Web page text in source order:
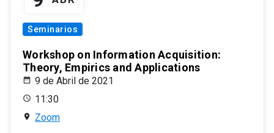
Seminarios
Workshop on Information Acquisition:
Theory, Empirics and Applications
9 de Abril de 2021
11:30
Zoom